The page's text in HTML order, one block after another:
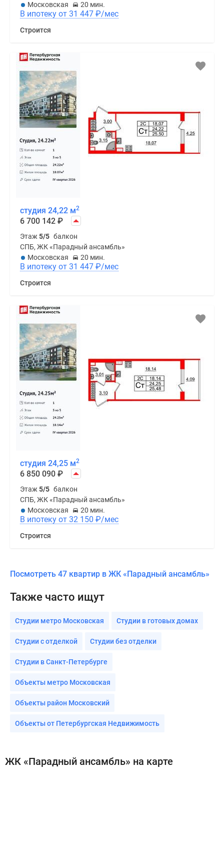
Московская
20 мин.
В ипотеку от 31 447 ₽/мес
Строится
студия 24,22 м2
6 700 142 ₽
Этаж5/5 балкон
СПБ, ЖК «Парадный ансамбль»
Московская
20 мин.
В ипотеку от 31 447 ₽/мес
Строится
студия 24,25 м2
6 850 090 ₽
Этаж5/5 балкон
СПБ, ЖК «Парадный ансамбль»
Московская
20 мин.
В ипотеку от 32 150 ₽/мес
Строится
Посмотреть 47 квартир в ЖК «Парадный ансамбль»
Также часто ищут
Студии метро Московская Студии в готовых домах
Студии с отделкой Студии без отделки
Студии в Санкт-Петербурге
Объекты метро Московская
Объекты район Московский
Объекты от Петербургская Недвижимость
ЖК «Парадный ансамбль» на карте